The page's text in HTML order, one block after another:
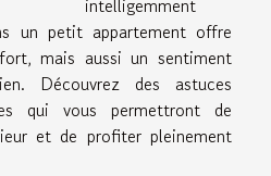
un petit appartement offre
mais aussi un sentiment
Découvrez des astuces
qui vous permettront de
et de profiter pleinement